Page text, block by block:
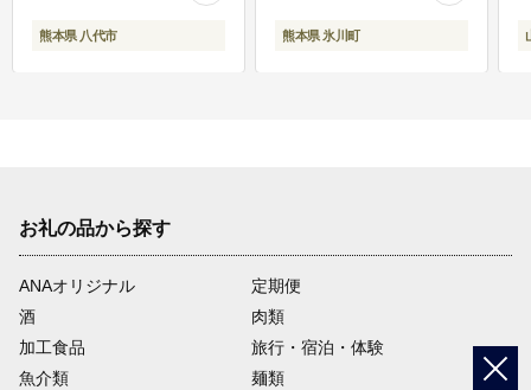
熊本県 八代市 熊本県 氷川町
お礼の品から探す
ANAオリジナル
定期便
酒
肉類
加工食品
旅行・宿泊・体験
魚介類
麺類